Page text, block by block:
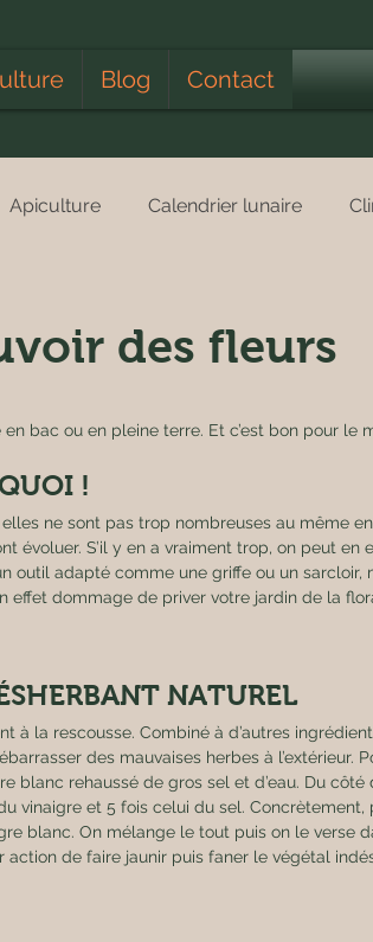
Blog Contact
Apiculture Calendrier lunaire
Recyclage
des fleurs
bac ou en pleine terre. Et c’est bon pour le
!
ne sont pas trop nombreuses au même
évoluer. S’il y en a vraiment trop, on peut en
outil adapté comme une griffe ou un sarcloir,
effet dommage de priver votre jardin de la
NATUREL
à la rescousse. Combiné à d’autres
des mauvaises herbes à l’extérieur.
blanc rehaussé de gros sel et d’eau. Du côté
vinaigre et 5 fois celui du sel. Concrètement,
blanc. On mélange le tout puis on le verse
de faire jaunir puis faner le végétal